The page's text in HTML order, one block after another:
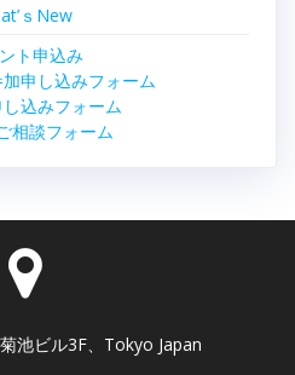
ｓNew
ト申込み
申し込みフォーム
し込みフォーム
相談フォーム
池ビル3F、Tokyo Japan